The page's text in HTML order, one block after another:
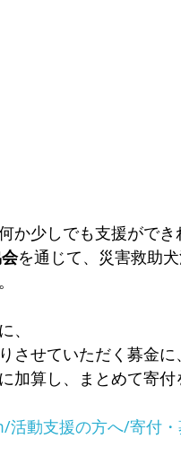
か少しでも支援ができ
を通じて、災害救助
、
させていただく募金に、
加算し、まとめて寄付
動支援の方へ/寄付